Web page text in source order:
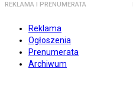
REKLAMA I PRENUMERATA
Reklama
Ogłoszenia
Prenumerata
Archiwum